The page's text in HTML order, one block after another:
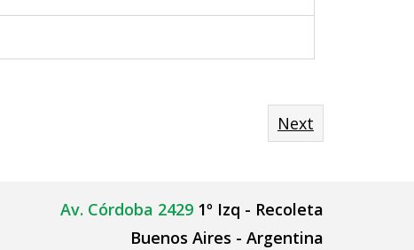
Next
Av. Córdoba 24291º Izq - Recoleta
Buenos Aires - Argentina